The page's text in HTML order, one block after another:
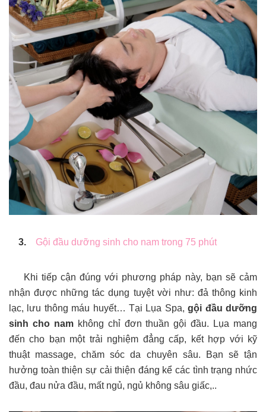
3. Gội đầu dưỡng sinh cho nam trong 75 phút
Khi tiếp cận đúng với phương pháp này, bạn sẽ cảm
nhận được những tác dụng tuyệt vời như: đả thông kinh
lạc, lưu thông máu huyết… Tại Lụa Spa,gội đầu dưỡng
sinh cho namkhông chỉ đơn thuần gội đầu. Lụa mang
đến cho bạn một trải nghiệm đẳng cấp, kết hợp với kỹ
thuật massage, chăm sóc da chuyên sâu. Bạn sẽ tận
hưởng toàn thiện sự cải thiện đáng kể các tình trạng nhức
đầu, đau nửa đầu, mất ngủ, ngủ không sâu giấc,..